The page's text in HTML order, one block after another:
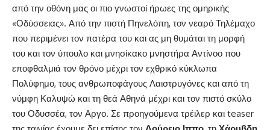
από την οθόνη μας οι πιο γνωστοί ήρωες της ομηρικής
«Οδύσσειας». Από την πιστή Πηνελόπη, τον νεαρό Τηλέμαχο
που περιμένει τον πατέρα του και ας μη θυμάται τη μορφή
του και τον ύπουλο και μνησίκακο μνηστήρα Αντίνοο που
εποφθαλμιά τον θρόνο μέχρι τον εχθρικό κύκλωπα
Πολύφημο, τους ανθρωποφάγους Λαιστρυγόνες και από τη
νύμφη Καλυψώ και τη θεά Αθηνά μέχρι και τον πιστό σκύλο
του Οδυσσέα, τον Αργο. Σε προηγούμενα τρέιλερ και teaser